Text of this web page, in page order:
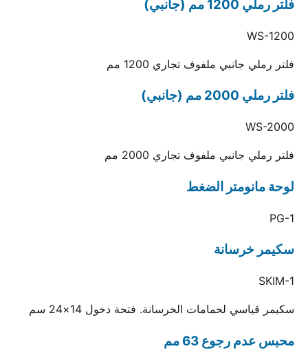
فلتر رملي 1200 مم (جانبي)
WS-1200
فلتر رملي جانبي ملفوف تجاري 1200 مم
فلتر رملي 2000 مم (جانبي)
WS-2000
فلتر رملي جانبي ملفوف تجاري 2000 مم
لوحة مانومتر الضغط
PG-1
سكيمر خرسانة
SKIM-1
سكيمر قياسي لحمامات الخرسانة. فتحة دخول 14×24 سم
محبس عدم رجوع 63 مم